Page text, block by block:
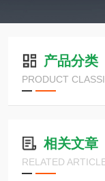
产品分类
PRODUCT
相关文章
RELATED